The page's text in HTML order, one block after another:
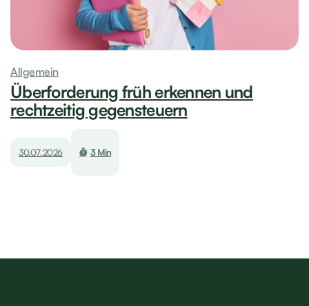
Allgemein
Überforderung früh erkennen und
rechtzeitig gegensteuern
30.07.2026 3 Min